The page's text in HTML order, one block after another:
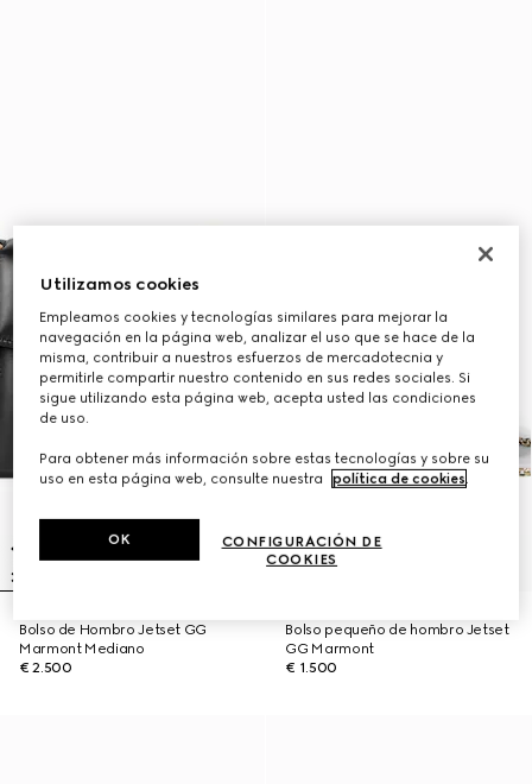
Bolso de Hombro Jetset GG
Marmont Mediano
€ 2.500
Bolso pequeño de hombro Jetset
GG Marmont
€ 1.500
Utilizamos cookies
Empleamos cookies y tecnologías similares para mejorar la
navegación en la página web, analizar el uso que se hace de la
misma, contribuir a nuestros esfuerzos de mercadotecnia y
permitirle compartir nuestro contenido en sus redes sociales. Si
sigue utilizando esta página web, acepta usted las condiciones
de uso.
Para obtener más información sobre estas tecnologías y sobre su
uso en esta página web, consulte nuestra
política de cookies.
CONFIGURACIÓN DE
COOKIES
OK